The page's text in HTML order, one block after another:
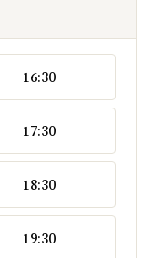
16:30
17:30
18:30
19:30